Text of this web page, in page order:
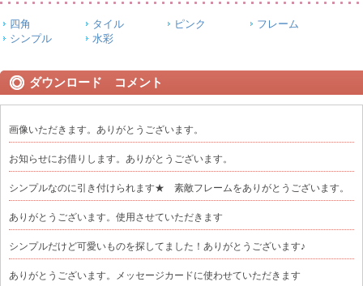
四角 タイル ピンク
フレーム
シンプル
水彩
ダウンロード コメント
画像いただきます。ありがとうございます。
お知らせにお借りします。ありがとうございます。
シンプルなのに引き付けられます★ 素敵フレームをありがとうございます。
ありがとうございます。使用させていただきます
シンプルだけど可愛いものを探してました！ありがとうございます♪
ありがとうございます。メッセージカードに使わせていただきます